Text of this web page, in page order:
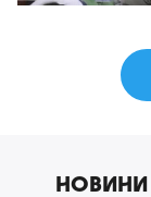
НОВИНИ